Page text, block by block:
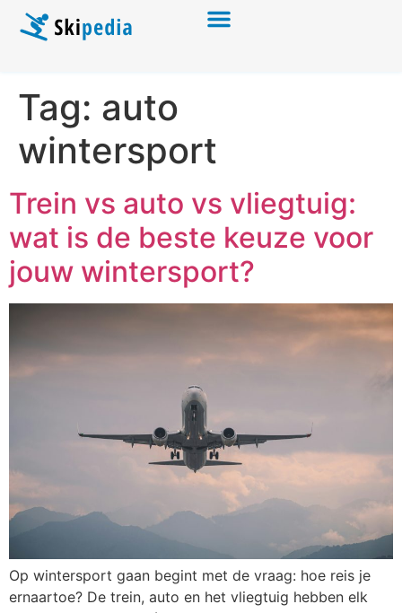
Tag: auto
wintersport
Trein vs auto vs vliegtuig:
wat is de beste keuze voor
jouw wintersport?
Op wintersport gaan begint met de vraag: hoe reis je
ernaartoe? De trein, auto en het vliegtuig hebben elk